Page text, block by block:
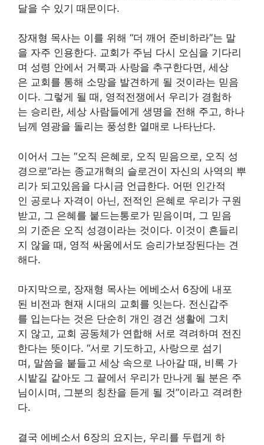
달을 수 있기 때문이다.
장재형 목사는 이를 위해 “더 깨어 준비하라”는 말
을 자주 인용한다. 교회가 주님 다시 오심을 기다리
며 성령 안에서 거룩과 사랑을 추구한다면, 세상
은 교회를 통해 소망을 발견하게 될 것이라는 믿음
이다. 그렇게 될 때, 영적전쟁에서 우리가 경험하
는 승리란, 세상 사람들에게 생명을 전해 주고, 하나
님께 영광을 돌리는 풍성한 열매로 나타난다.
이어서 그는 “오직 은혜로, 오직 믿음으로, 오직 성
경으로”라는 종교개혁의 슬로건이 자신의 사역의 뿌
리가 되고있음을 다시금 언급한다. 어떤 인간적
인 공로나 자격이 아닌, 전적인 은혜로 우리가 구원
받고, 그 은혜를 붙드는통로가 믿음이며, 그 믿음
의 기준은 오직 성경이라는 것이다. 이것이 흔들리
지 않을 때, 영적 싸움에서도 승리가보장된다는 견
해다.
마지막으로, 장재형 목사는 에베소서 6장에 내포
된 비전과 현재 시대의 교회를 잇는다. 전신갑주
를 입는다는 것은 단순히 개인 경건 생활에 그치
지 않고, 교회 공동체가 연합해 서로 격려하며 전진
한다는 뜻이다. “서로 기도하고, 사랑으로 섬기
며, 말씀을 붙들고 세상 속으로 나아갈 때, 비록 가
시밭길 같아도 그 끝에서 우리가 만나게 될 분은 주
님이시며, 그분의 칭찬을 듣게 될 것”이라고 격려한
다.
결국 에베소서 6장의 요지는, 우리를 두렵게 하